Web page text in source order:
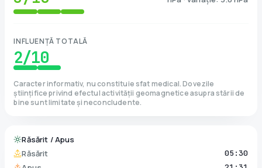
INFLUENȚĂ TOTALĂ
2/10
Caracter informativ, nu constituie sfat medical. Dovezile
științifice privind efectul activității geomagnetice asupra stării de
bine sunt limitate și neconcludente.
Răsărit / Apus
Răsărit
05:30